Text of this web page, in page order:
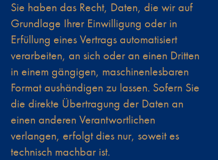
Sie haben das Recht, Daten, die wir auf
Grundlage Ihrer Einwilligung oder in
Erfüllung eines Vertrags automatisiert
verarbeiten, an sich oder an einen Dritten
in einem gängigen, maschinenlesbaren
Format aushändigen zu lassen. Sofern Sie
die direkte Übertragung der Daten an
einen anderen Verantwortlichen
verlangen, erfolgt dies nur, soweit es
technisch machbar ist.